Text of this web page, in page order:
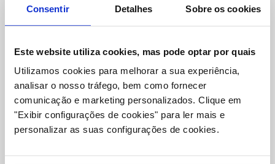
Consentir Detalhes Sobre os cookies
Este website utiliza cookies, mas pode optar por quais
Utilizamos cookies para melhorar a sua experiência,
analisar o nosso tráfego, bem como fornecer
comunicação e marketing personalizados. Clique em
"Exibir configurações de cookies" para ler mais e
personalizar as suas configurações de cookies.
Toyota Caetano Portugal, SA
Toyota Challenge 2025
Onde estamos
Porquê escolher Toyota